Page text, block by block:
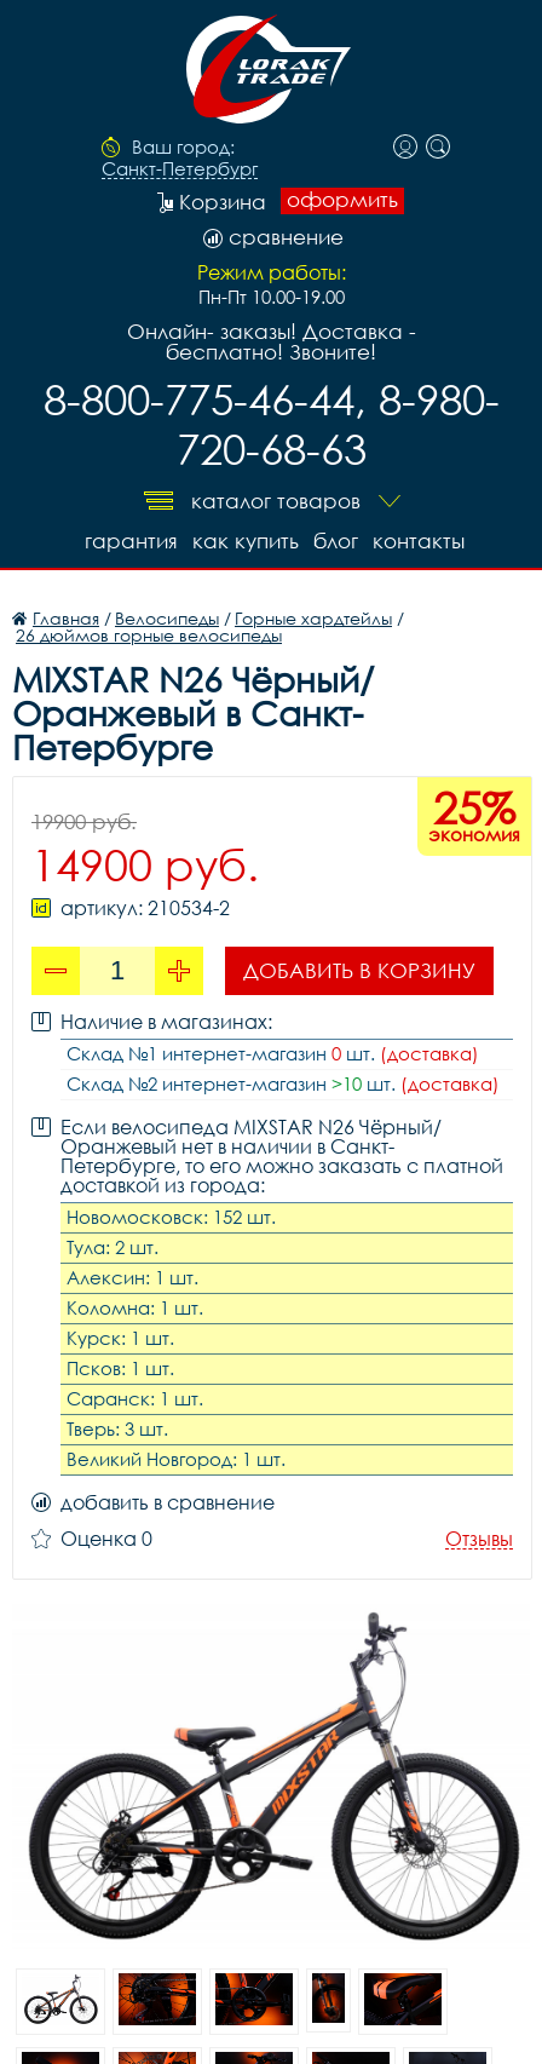
Ваш город:
Санкт-Петербург
оформить
Корзина
сравнение
Режим работы:
Пн-Пт 10.00-19.00
Онлайн- заказы! Доставка -
бесплатно! Звоните!
8-800-775-46-44, 8-980-
720-68-63
каталог товаров
контакты
блог
как купить
гарантия
Главная / Велосипеды / Горные хардтейлы /
26 дюймов горные велосипеды
MIXSTAR N26 Чёрный/
Оранжевый в Санкт-
Петербурге
25%
экономия
19900 руб.
14900 руб.
артикул: 210534-2
ДОБАВИТЬ В КОРЗИНУ
Наличие в магазинах:
Склад №1 интернет-магазин 0 шт. (доставка)
Склад №2 интернет-магазин >10 шт. (доставка)
Если велосипеда MIXSTAR N26 Чёрный/
Оранжевый нет в наличии в Санкт-
Петербурге, то его можно заказать с платной
доставкой из города:
Новомосковск: 152 шт.
Тула: 2 шт.
Алексин: 1 шт.
Коломна: 1 шт.
Курск: 1 шт.
Псков: 1 шт.
Саранск: 1 шт.
Тверь: 3 шт.
Великий Новгород: 1 шт.
добавить в сравнение
Оценка 0
Отзывы